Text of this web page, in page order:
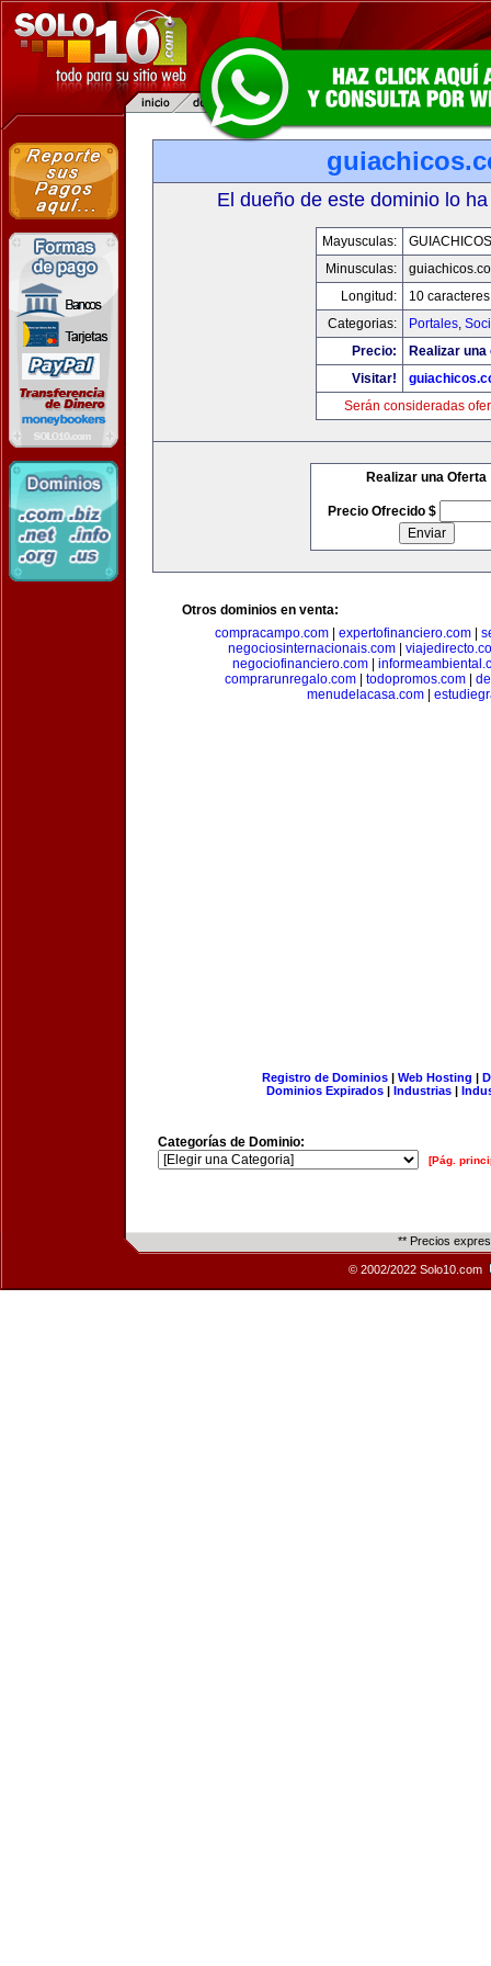
El dueño de este dominio lo
Mayusculas:
Minusculas:
Longitud:
10 caracteres
Categorias:
Portales,
Precio:
Realizar
Visitar!
Serán consideradas
Realizar una Oferta
Precio Ofrecido $
Otros dominios en venta:
compracampo.com| expertofinanciero.com|
negociosinternacionais.com
negociofinanciero.com
comprarunregalo.com| todopromos.com|
menudelacasa.com
Registro de Dominios| Web Hosting |
Dominios Expirados | Industrias |
Categorías de Dominio:
[Pág.
** Precios
© 2002/2022 Solo10.com